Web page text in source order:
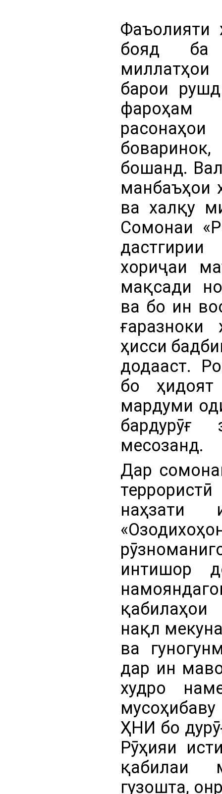
Фаъолияти
бояд ба
миллатҳои
барои
фароҳам
бошанд.
манбаъҳои
ва халқу
Сомонаи
хориҷаи
мақсади
ва бо ин
ҳисси
додааст.
бо ҳидоят
мардуми
бардурӯғ
месозанд.
Дар
наҳзати
интишор
нақл
ва
дар ин
худро
ҲНИ бо
Рӯҳияи
қабилаи
гузошта,